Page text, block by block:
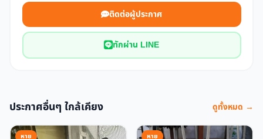
ติดต่อผู้ประกาศ
ทักผ่าน LINE
ประกาศอื่นๆ ใกล้เคียง ดูทั้งหมด →
หาย หาย